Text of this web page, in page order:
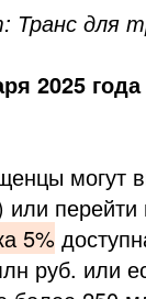
Транс для
2025
могут
или перейти
5%
руб. или